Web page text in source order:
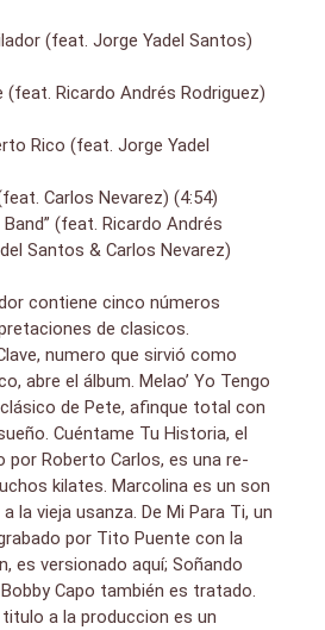
(feat. Jorge Yadel Santos)
(feat. Ricardo Andrés Rodriguez)
Rico (feat. Jorge Yadel
Carlos Nevarez) (4:54)
Band” (feat. Ricardo Andrés
Santos & Carlos Nevarez)
contiene cinco números
de clasicos.
numero que sirvió como
abre el álbum. Melao’ Yo Tengo
de Pete, afinque total con
Cuéntame Tu Historia, el
por Roberto Carlos, es una re-
kilates. Marcolina es un son
la vieja usanza. De Mi Para Ti, un
por Tito Puente con la
es versionado aquí; Soñando
Capo también es tratado.
a la produccion es un